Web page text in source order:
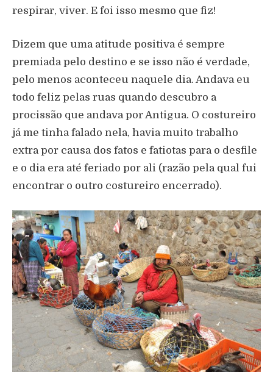
respirar, viver. E foi isso mesmo que fiz!
Dizem que uma atitude positiva é sempre
premiada pelo destino e se isso não é verdade,
pelo menos aconteceu naquele dia. Andava eu
todo feliz pelas ruas quando descubro a
procissão que andava por Antigua. O costureiro
já me tinha falado nela, havia muito trabalho
extra por causa dos fatos e fatiotas para o desfile
e o dia era até feriado por ali (razão pela qual fui
encontrar o outro costureiro encerrado).